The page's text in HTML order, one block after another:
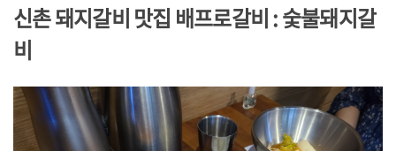
신촌 돼지갈비 맛집 배프로갈비: 숯불돼지갈
비